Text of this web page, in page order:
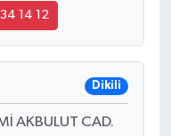
14 12
Dikili
AKBULUT CAD.